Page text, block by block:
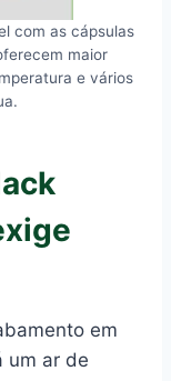
com as cápsulas
maior
e vários
em
um ar de